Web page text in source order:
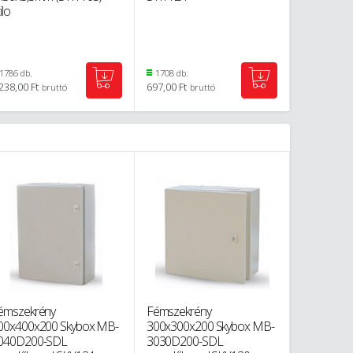
1786 db.
Ft bruttó
1708 db.
697,00 Ft bruttó
Skybox MB-
SDL
Fémszekrény
300x300x200 Skybox MB-
3030D200-SDL